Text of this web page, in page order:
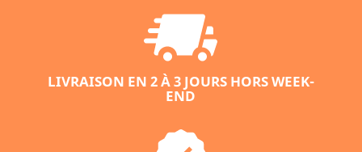
LIVRAISON EN 2 À 3 JOURS HORS WEEK-
END